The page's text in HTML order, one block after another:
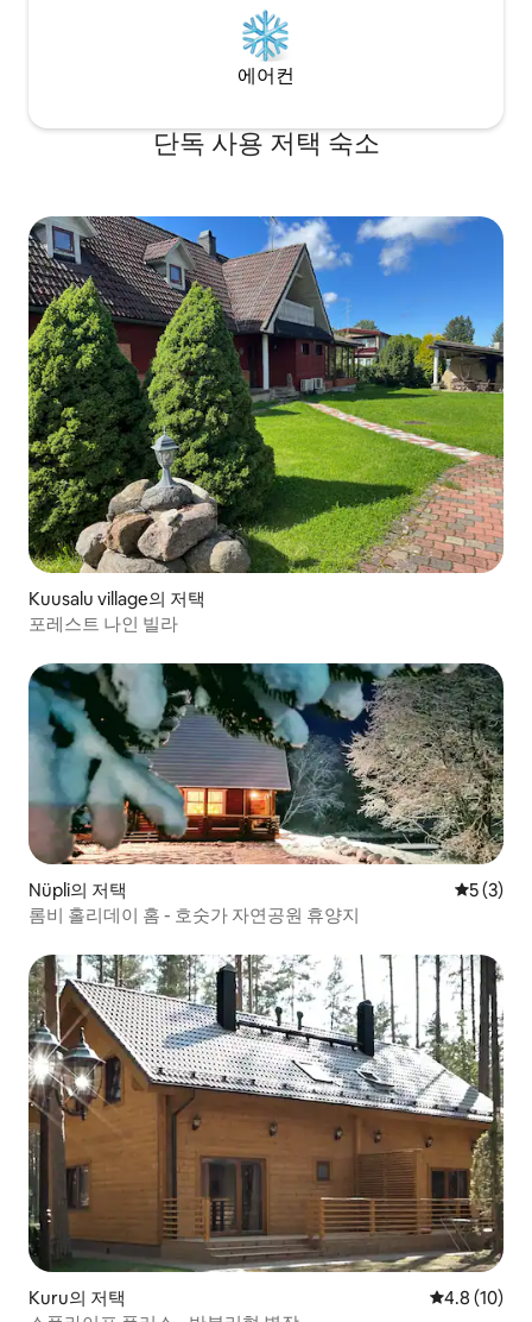
에어컨
단독 사용 저택 숙소
Kuusalu village의 저택
포레스트 나인 빌라
Nüpli의 저택 평점 5점
5 (3)
롬비 홀리데이 홈 - 호숫가 자연공원 휴양지
Kuru의 저택 평점 4.8점(5
4.8 (10)